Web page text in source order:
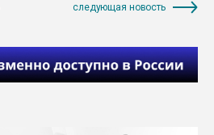
следующая новость